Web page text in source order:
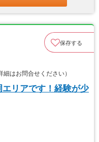
保存する
はお問合せください）
エリアです！経験が少